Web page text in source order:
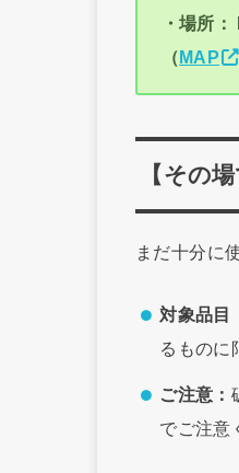
・場所
（ MAP
【その
まだ十分に
対象品目
るものに
ご注意：
でご注意